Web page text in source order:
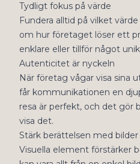
Tydligt fokus på värde
Fundera alltid på vilket
om hur företaget löser ett
enklare eller tillför något
Autenticitet är nyckeln
När företag vågar visa sina
får kommunikationen en
resa är perfekt, och det gör
visa det.
Stärk berättelsen med bilder
Visuella element förstärker